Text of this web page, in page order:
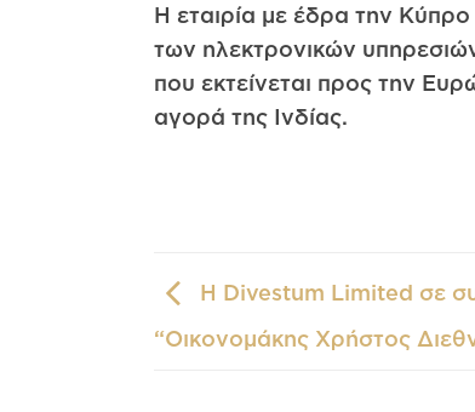
Η εταιρία με έδρα την
των ηλεκτρονικών
που εκτείνεται προς την
αγορά της Ινδίας.
H Divestum Limited σε
“Οικονομάκης Χρήστος